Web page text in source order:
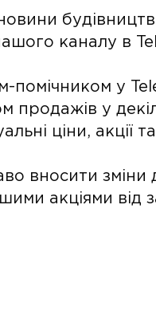
новини
каналу в
помічником у
продажів у
ціни, акції
вносити зміни
акціями від